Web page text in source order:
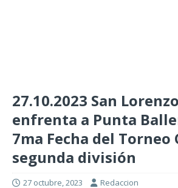
27.10.2023 San
enfrenta a Punta
7ma Fecha del Torneo
segunda división
27 octubre, 2023 Redaccion